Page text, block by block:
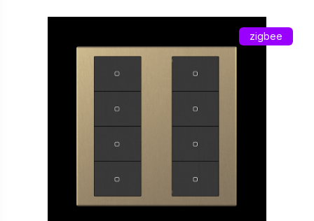
zigbee